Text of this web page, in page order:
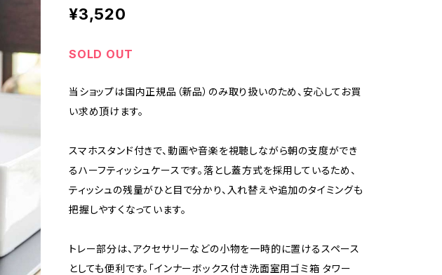
¥3,520
SOLD OUT
当ショップは国内正規品（新品）のみ取り扱いのため、安心してお買
い求め頂けます。
スマホスタンド付きで、動画や音楽を視聴しながら朝の支度ができ
るハーフティッシュケースです。落とし蓋方式を採用しているため、
ティッシュの残量がひと目で分かり、入れ替えや追加のタイミングも
把握しやすくなっています。
トレー部分は、アクセサリーなどの小物を一時的に置けるスペース
としても便利です。「インナーボックス付き洗面室用ゴミ箱 タワー